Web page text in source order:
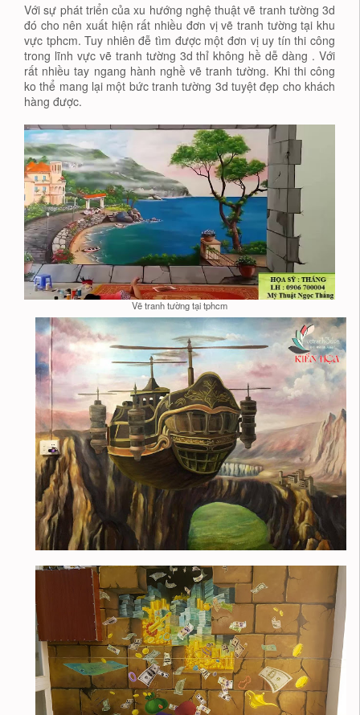
Với sự phát triển của xu hướng nghệ thuật vẽ tranh tường 3d
đó cho nên xuất hiện rất nhiều đơn vị vẽ tranh tường tại khu
vực tphcm. Tuy nhiên đễ tìm được một đơn vị uy tín thi công
trong lĩnh vực vẽ tranh tường 3d thỉ không hề dễ dàng . Với
rất nhiều tay ngang hành nghề vẽ tranh tường. Khi thi công
ko thể mang lại một bức tranh tường 3d tuyệt đẹp cho khách
hàng được.
Vẽ tranh tường tại tphcm